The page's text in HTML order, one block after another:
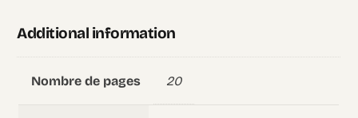
Additional information
Nombre de pages 20